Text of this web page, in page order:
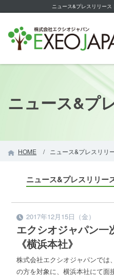
ニュース&プレスリリー
ニュース&プ
HOME ニュース&プレスリリ
ニュース&プレスリリー
2017年12月15日（金）
エクシオジャパン一
《横浜本社》
株式会社エクシオジャパンでは
の方を対象に、横浜本社にて面